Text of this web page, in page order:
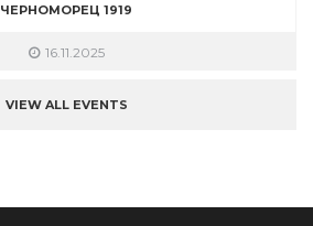
ЧЕРНОМОРЕЦ 1919
16.11.2025
VIEW ALL EVENTS